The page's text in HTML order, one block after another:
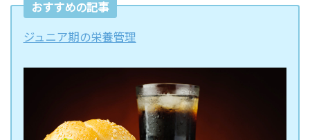
おすすめの記事
ジュニア期の栄養管理